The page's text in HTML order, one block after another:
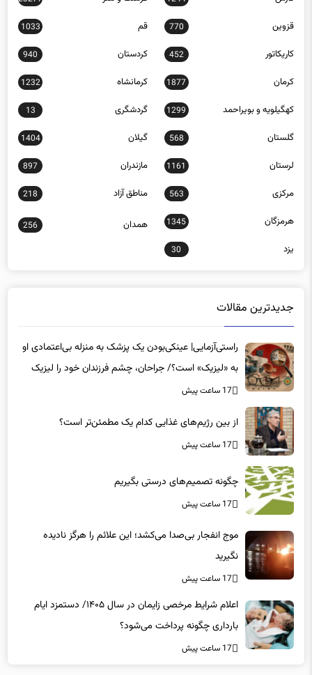
قزوین 770 قم 1033
کاریکاتور 452 کردستان 940
کرمان 1877 کرمانشاه 1232
کهگیلویه و بویراحمد 1299 گردشگری 13
گلستان 568 گیلان 1404
لرستان 1161 مازندران 897
مرکزی 563 مناطق آزاد 218
هرمزگان 1345 همدان 256
یزد 30
جدیدترین مقالات
راستی‌آزمایی| عینکی‌بودن یک پزشک به منزله بی‌اعتمادی او
به «لیزیک» است؟/ جراحان، چشم فرزندان خود را لیزیک
می‌کنند؟
17 ساعت پیش
از بین رژیم‌های غذایی کدام یک مطمئن‌تر است؟‌
17 ساعت پیش
چگونه تصمیم‌های درستی بگیریم
17 ساعت پیش
موج انفجار بی‌صدا می‌کشد؛ این علائم را هرگز نادیده
نگیرید
17 ساعت پیش
اعلام شرایط مرخصی زایمان در سال ۱۴۰۵/ دستمزد ایام
بارداری چگونه پرداخت می‌شود؟
17 ساعت پیش